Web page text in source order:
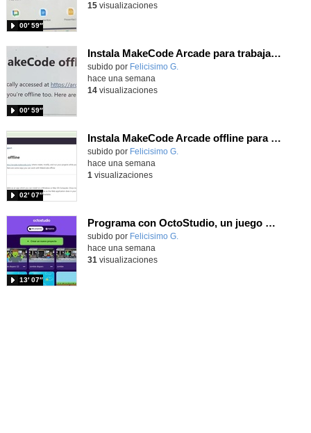
00′ 59″
15visualizaciones
Instala MakeCode Arcade para trabajar offline en tu tablet, ordenador, Chromebook
Contenido educativo.
subido por Felicisimo G.
00′ 59″
hace una semana
14visualizaciones
Instala MakeCode Arcade offline para programar grandes juegos sin necesidad de Internet
Contenido educativo.
subido por Felicisimo G.
02′ 07″
hace una semana
1 visualizaciones
Programa con OctoStudio, un juego de disparos contra Zombies con un cargador basado en el House of the dead
Contenido educativo.
subido por Felicisimo G.
13′ 07″
hace una semana
31 visualizaciones